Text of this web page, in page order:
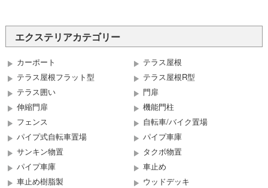
エクステリアカテゴリー
カーポート
テラス屋根
テラス屋根フラット型
テラス屋根R型
テラス囲い
門扉
伸縮門扉
機能門柱
フェンス
自転車/バイク置場
パイプ式自転車置場
パイプ車庫
サンキン物置
タクボ物置
パイプ車庫
車止め
車止め樹脂製
ウッドデッキ